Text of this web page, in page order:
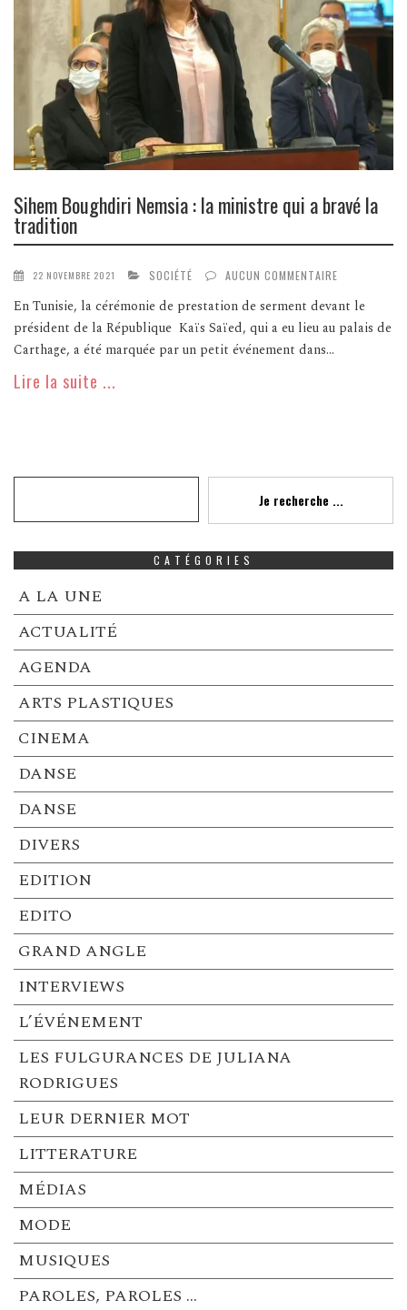
Sihem Boughdiri Nemsia : la ministre qui a bravé la
tradition
22 NOVEMBRE 2021 SOCIÉTÉ AUCUN COMMENTAIRE
En Tunisie, la cérémonie de prestation de serment devant le
président de la République Kaïs Saïed, qui a eu lieu au palais de
Carthage, a été marquée par un petit événement dans...
Lire la suite ...
Je recherche ...
CATÉGORIES
A LA UNE
ACTUALITÉ
AGENDA
ARTS PLASTIQUES
CINEMA
DANSE
DANSE
DIVERS
EDITION
EDITO
GRAND ANGLE
INTERVIEWS
L’ÉVÉNEMENT
LES FULGURANCES DE JULIANA
RODRIGUES
LEUR DERNIER MOT
LITTERATURE
MÉDIAS
MODE
MUSIQUES
PAROLES, PAROLES …